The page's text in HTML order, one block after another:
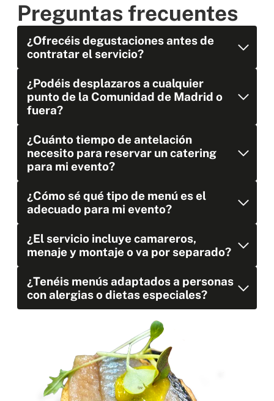
Preguntas frecuentes
¿Ofrecéis degustaciones antes de
contratar el servicio?
¿Podéis desplazaros a cualquier
punto de la Comunidad de Madrid o
fuera?
¿Cuánto tiempo de antelación
necesito para reservar un catering
para mi evento?
¿Cómo sé qué tipo de menú es el
adecuado para mi evento?
¿El servicio incluye camareros,
menaje y montaje o va por separado?
¿Tenéis menús adaptados a personas
con alergias o dietas especiales?